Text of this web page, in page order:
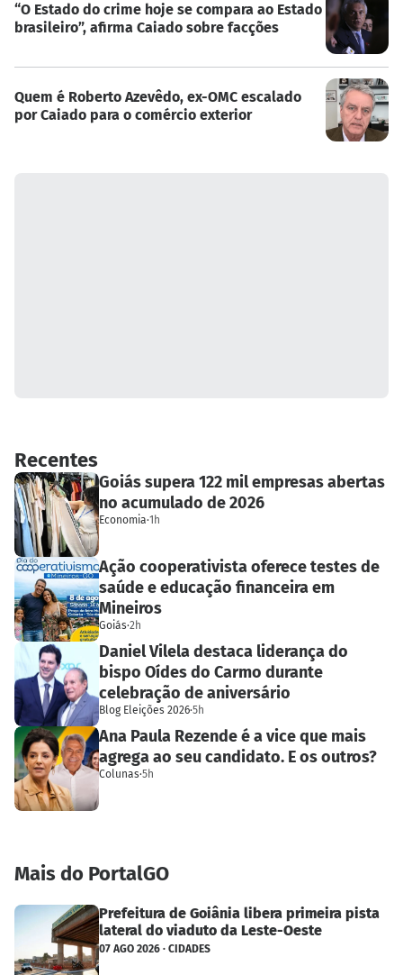
“O Estado do crime hoje se compara ao Estado
brasileiro”, afirma Caiado sobre facções
Quem é Roberto Azevêdo, ex-OMC escalado
por Caiado para o comércio exterior
Recentes
Goiás supera 122 mil empresas abertas
no acumulado de 2026
Economia·1h
Ação cooperativista oferece testes de
saúde e educação financeira em
Mineiros
Goiás·2h
Daniel Vilela destaca liderança do
bispo Oídes do Carmo durante
celebração de aniversário
Blog Eleições 2026·5h
Ana Paula Rezende é a vice que mais
agrega ao seu candidato. E os outros?
Colunas·5h
Mais do PortalGO
Prefeitura de Goiânia libera primeira pista
lateral do viaduto da Leste-Oeste
07 AGO 2026 · CIDADES